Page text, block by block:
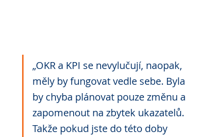
„OKR a KPI se nevylučují, naopak,
měly by fungovat vedle sebe. Byla
by chyba plánovat pouze změnu a
zapomenout na zbytek ukazatelů.
Takže pokud jste do této doby